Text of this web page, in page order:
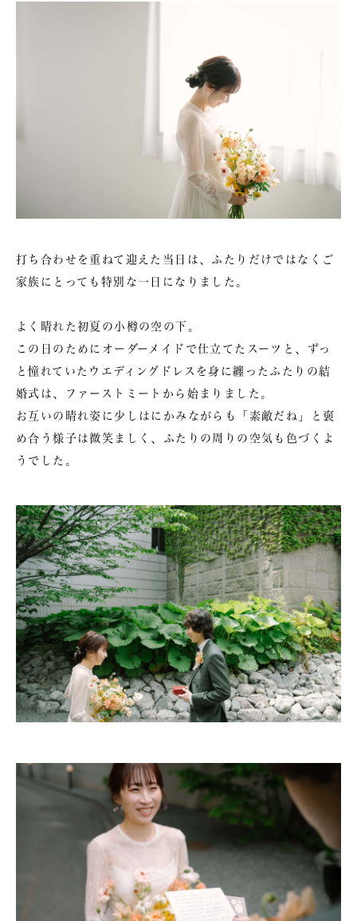
打ち合わせを重ねて迎えた当日は、ふたりだけではなくご
家族にとっても特別な一日になりました。
よく晴れた初夏の小樽の空の下。
この日のためにオーダーメイドで仕立てたスーツと、ずっ
と憧れていたウエディングドレスを身に纏ったふたりの結
婚式は、ファーストミートから始まりました。
お互いの晴れ姿に少しはにかみながらも「素敵だね」と褒
め合う様子は微笑ましく、ふたりの周りの空気も色づくよ
うでした。